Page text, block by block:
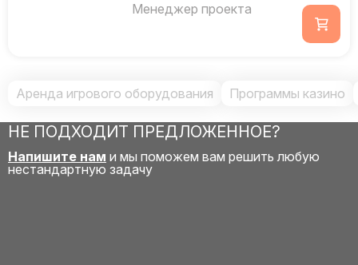
Менеджер проекта
Аренда игрового оборудования Программы казино
НЕ ПОДХОДИТ ПРЕДЛОЖЕННОЕ?
Напишите нам и мы поможем вам решить любую
нестандартную задачу